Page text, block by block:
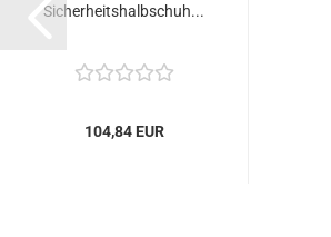
Sicherheitshalbschuh...
104,84 EUR